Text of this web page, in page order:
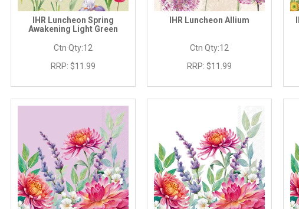
IHR Luncheon Spring
Awakening Light Green
Ctn Qty:12
RRP: $11.99
IHR Luncheon Allium
Ctn Qty:12
RRP: $11.99